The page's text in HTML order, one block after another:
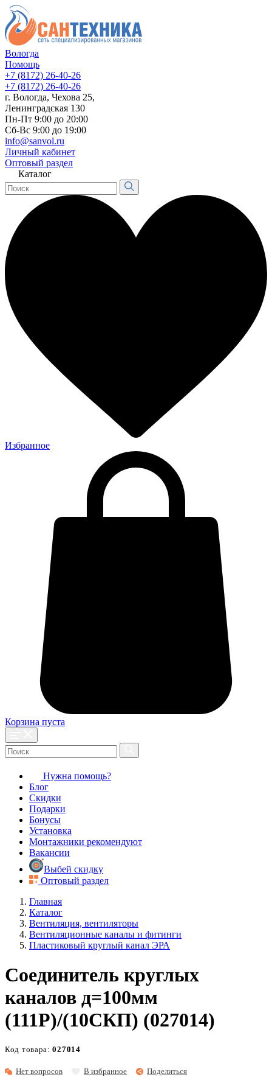
Вологда
Помощь
+7 (8172) 26-40-26
+7 (8172) 26-40-26
г. Вологда, Чехова 25,
Ленинградская 130
Пн-Пт 9:00 до 20:00
Сб-Вс 9:00 до 19:00
info@sanvol.ru
Личный кабинет
Оптовый раздел
Каталог
Избранное
Корзина пуста
Нужна помощь?
Блог
Скидки
Подарки
Бонусы
Установка
Монтажники рекомендуют
Вакансии
Выбей скидку
Оптовый раздел
Главная
Каталог
Вентиляция, вентиляторы
Вентиляционные каналы и фитинги
Пластиковый круглый канал ЭРА
Соединитель круглых
каналов д=100мм
(111Р)/(10СКП) (027014)
Нет вопросов В избранное Поделиться
Код товара:027014